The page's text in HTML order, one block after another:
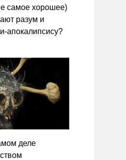
самое хорошее)
разум и
апокалипсису?
деле